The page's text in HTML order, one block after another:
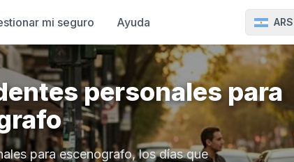
mi seguro Ayuda ARS
personales para
para escenografo, los días que